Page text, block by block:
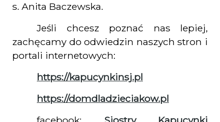
s. Anita Baczewska.
Jeśli chcesz poznać nas lepiej,
zachęcamy do odwiedzin naszych stron i
portali internetowych:
https://kapucynkinsj.pl
https://domdladzieciakow.pl